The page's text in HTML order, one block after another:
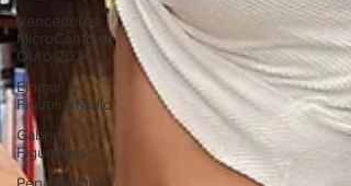
Vencedores
MicroConto de
Ouro 2024
Elomar
Figueira Mello
Gabriel
Figueiraes
Pena de Ouro